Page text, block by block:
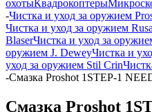
охотыКвадрокоптеры
-Чистка и уход за оружием
Чистка и уход за оружием
BlaserЧистка и уход за
оружием J. DeweyЧистка и
уход за оружием Stil Crin
-Смазка Proshot 1STEP-1
Смазка Proshot